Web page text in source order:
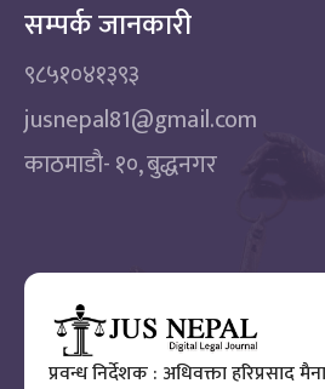
सम्पर्क जानकारी
९८५१०४१३९३
jusnepal81@gmail.com
काठमाडाै‌- १०, बुद्धनगर
प्रवन्ध निर्देशक : अधिवक्ता हरिप्रसाद